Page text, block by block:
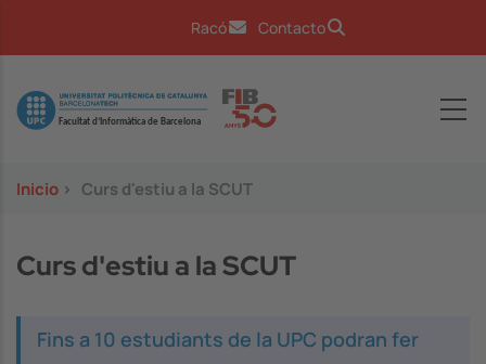
Racó Contacto
Image
Inicio > Curs d'estiu a la SCUT
Curs d'estiu a la SCUT
Fins a 10 estudiants de la UPC podran fer